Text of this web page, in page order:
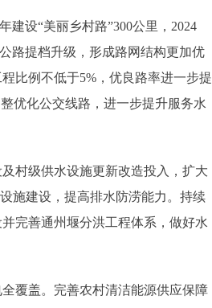
设“美丽乡村路”300公里，2024
路提档升级，形成路网结构更加优
比例不低于5%，优良路率进一步提
优化公交线路，进一步提升服务水
村级供水设施更新改造投入，扩大
施建设，提高排水防涝能力。持续
完善通州堰分洪工程体系，做好水
覆盖。完善农村清洁能源供应保障